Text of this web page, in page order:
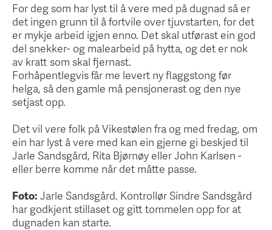
For deg som har lyst til å vere med på dugnad så er
det ingen grunn til å fortvile over tjuvstarten, for det
er mykje arbeid igjen enno. Det skal utførast ein god
del snekker- og malearbeid på hytta, og det er nok
av kratt som skal fjernast.
Forhåpentlegvis får me levert ny flaggstong før
helga, så den gamle må pensjonerast og den nye
setjast opp.
Det vil vere folk på Vikestølen fra og med fredag, om
ein har lyst å vere med kan ein gjerne gi beskjed til
Jarle Sandsgård, Rita Bjørnøy eller John Karlsen -
eller berre komme når det måtte passe.
Foto: Jarle Sandsgård. Kontrollør Sindre Sandsgård
har godkjent stillaset og gitt tommelen opp for at
dugnaden kan starte.